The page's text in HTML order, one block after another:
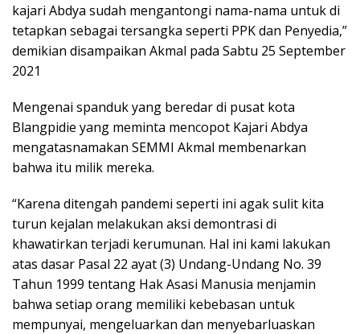
kajari Abdya sudah mengantongi nama-nama untuk di
tetapkan sebagai tersangka seperti PPK dan Penyedia,”
demikian disampaikan Akmal pada Sabtu 25 September
2021
Mengenai spanduk yang beredar di pusat kota
Blangpidie yang meminta mencopot Kajari Abdya
mengatasnamakan SEMMI Akmal membenarkan
bahwa itu milik mereka.
“Karena ditengah pandemi seperti ini agak sulit kita
turun kejalan melakukan aksi demontrasi di
khawatirkan terjadi kerumunan. Hal ini kami lakukan
atas dasar Pasal 22 ayat (3) Undang-Undang No. 39
Tahun 1999 tentang Hak Asasi Manusia menjamin
bahwa setiap orang memiliki kebebasan untuk
mempunyai, mengeluarkan dan menyebarluaskan